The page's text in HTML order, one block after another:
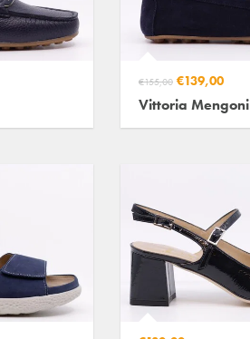
€155,00 €139,00
Vittoria Mengoni